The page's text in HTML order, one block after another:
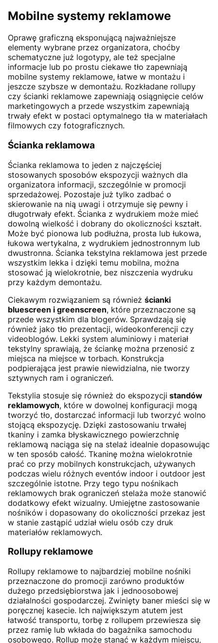
Mobilne systemy reklamowe
Oprawę graficzną eksponującą najważniejsze
elementy wybrane przez organizatora, choćby
schematyczne już logotypy, ale też specjalne
informacje lub po prostu ciekawe tło zapewniają
mobilne systemy reklamowe, łatwe w montażu i
jeszcze szybsze w demontażu. Rozkładane rollupy
czy ścianki reklamowe zapewniają osiągnięcie celów
marketingowych a przede wszystkim zapewniają
trwały efekt w postaci optymalnego tła w materiałach
filmowych czy fotograficznych.
Ścianka reklamowa
Ścianka reklamowa to jeden z najczęściej
stosowanych sposobów ekspozycji ważnych dla
organizatora informacji, szczególnie w promocji
sprzedażowej. Pozostaje już tylko zadbać o
skierowanie na nią uwagi i otrzymuje się pewny i
długotrwały efekt. Ścianka z wydrukiem może mieć
dowolną wielkość i dobrany do okoliczności kształt.
Może być pionowa lub podłużna, prosta lub łukowa,
łukowa wertykalna, z wydrukiem jednostronnym lub
dwustronna. Ścianka tekstylna reklamowa jest przede
wszystkim lekka i dzięki temu mobilna, można
stosować ją wielokrotnie, bez niszczenia wydruku
przy każdym demontażu.
Ciekawym rozwiązaniem są również ścianki
bluescreen i greenscreen, które przeznaczone są
przede wszystkim dla blogerów. Sprawdzają się
również jako tło prezentacji, wideokonferencji czy
videoblogów. Lekki system aluminiowy i materiał
tekstylny sprawiają, że ściankę można przenosić z
miejsca na miejsce w torbach. Konstrukcja
podpierająca jest prawie niewidzialna, nie tworzy
sztywnych ram i ograniczeń.
Tekstylia stosuje się również do ekspozycji standów
reklamowych, które w dowolnej konfiguracji mogą
tworzyć tło, dostarczać informacji lub tworzyć wolno
stojącą ekspozycję. Dzięki zastosowaniu trwałej
tkaniny i zamka błyskawicznego powierzchnię
reklamową naciąga się na stelaż idealnie dopasowując
w ten sposób całość. Tkaninę można wielokrotnie
prać co przy mobilnych konstrukcjach, używanych
podczas wielu różnych eventów indoor i outdoor jest
szczególnie istotne. Przy tego typu nośnikach
reklamowych brak ograniczeń stelaża może stanowić
dodatkowy efekt wizualny. Umiejętne zastosowanie
nośników i dopasowany do okoliczności przekaz jest
w stanie zastąpić udział wielu osób czy druk
materiałów reklamowych.
Rollupy reklamowe
Rollupy reklamowe to najbardziej mobilne nośniki
przeznaczone do promocji zarówno produktów
dużego przedsiębiorstwa jak i jednoosobowej
działalności gospodarczej. Zwinięty baner mieści się w
poręcznej kasecie. Ich największym atutem jest
łatwość transportu, torbę z rollupem przewiesza się
przez ramię lub wkłada do bagażnika samochodu
osobowego. Rollup może stanąć w każdym miejscu,